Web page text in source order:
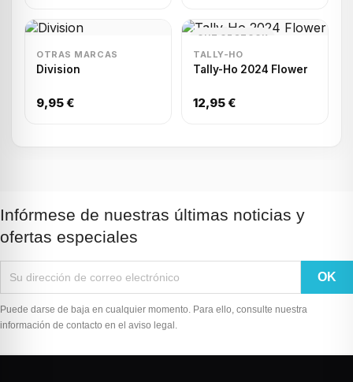
OTRAS MARCAS
Division
9,95 €
OUT OF STOCK
TALLY-HO
Tally-Ho 2024 Flower
12,95 €
Infórmese de nuestras últimas noticias y
ofertas especiales
Puede darse de baja en cualquier momento. Para ello, consulte nuestra
información de contacto en el aviso legal.